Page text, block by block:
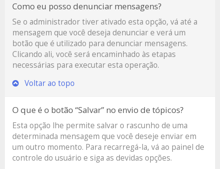
Como eu posso denunciar mensagens?
Se o administrador tiver ativado esta opção, vá até a
mensagem que você deseja denunciar e verá um
botão que é utilizado para denunciar mensagens.
Clicando ali, você será encaminhado às etapas
necessárias para executar esta operação.
Voltar ao topo
O que é o botão “Salvar” no envio de tópicos?
Esta opção lhe permite salvar o rascunho de uma
determinada mensagem que você deseje enviar em
um outro momento. Para recarregá-la, vá ao painel de
controle do usuário e siga as devidas opções.